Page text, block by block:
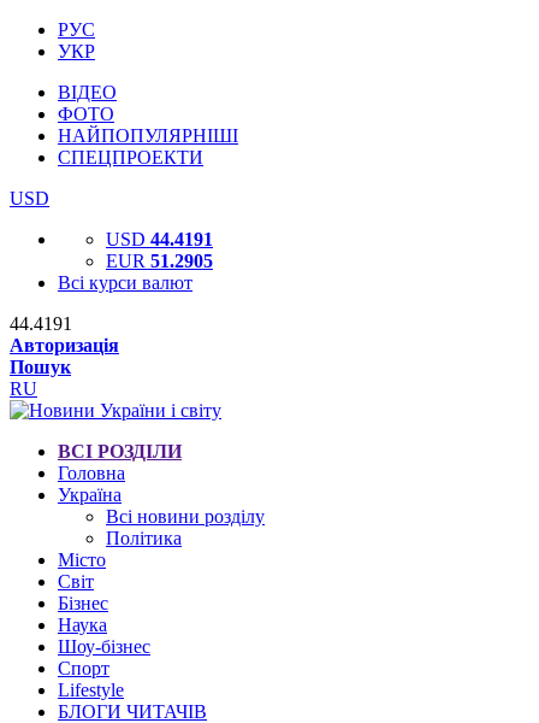
РУС
УКР
ВІДЕО
ФОТО
НАЙПОПУЛЯРНІШІ
СПЕЦПРОЕКТИ
USD
USD 44.4191
EUR 51.2905
Всі курси валют
44.4191
Авторизація
Пошук
RU
ВСІ РОЗДІЛИ
Головна
Україна
Всі новини розділу
Політика
Місто
Світ
Бізнес
Наука
Шоу-бізнес
Спорт
Lifestyle
БЛОГИ ЧИТАЧІВ